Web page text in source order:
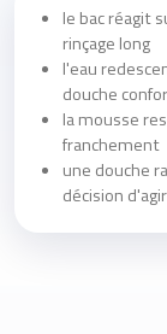
le bac réagit
rinçage long
l'eau
douche
la mousse
franchement
une douche
décision d'agir